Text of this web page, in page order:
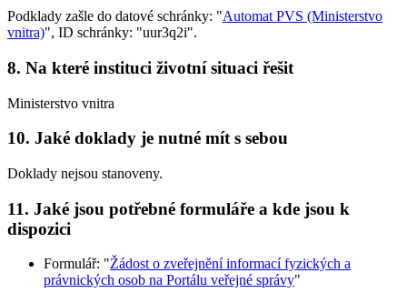
Podklady zašle do datové schránky: "Automat PVS (Ministerstvo
vnitra)", ID schránky: "uur3q2i".
8. Na které instituci životní situaci řešit
Ministerstvo vnitra
10. Jaké doklady je nutné mít s sebou
Doklady nejsou stanoveny.
11. Jaké jsou potřebné formuláře a kde jsou k
dispozici
Formulář: "Žádost o zveřejnění informací fyzických a
právnických osob na Portálu veřejné správy"